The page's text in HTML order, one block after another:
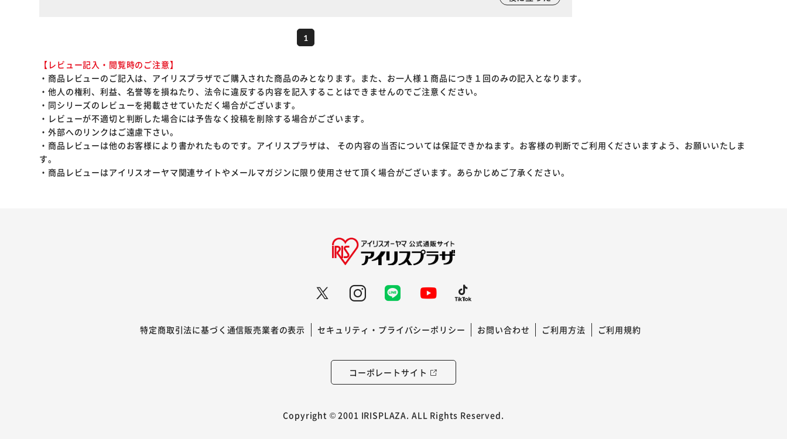
1
【レビュー記入・閲覧時のご注意】
・商品レビューのご記入は、アイリスプラザでご購入された商品のみとなります。また、お一人様１商品につき１回のみの記入となります。
・他人の権利、利益、名誉等を損ねたり、法令に違反する内容を記入することはできませんのでご注意ください。
・同シリーズのレビューを掲載させていただく場合がございます。
・レビューが不適切と判断した場合には予告なく投稿を削除する場合がございます。
・外部へのリンクはご遠慮下さい。
・商品レビューは他のお客様により書かれたものです。アイリスプラザは、 その内容の当否については保証できかねます。お客様の判断でご利用くださいますよう、お願いいたしま
す。
・商品レビューはアイリスオーヤマ関連サイトやメールマガジンに限り使用させて頂く場合がございます。あらかじめご了承ください。
特定商取引法に基づく通信販売業者の表示 セキュリティ・プライバシーポリシー お問い合わせ ご利用方法 ご利用規約
コーポレートサイト
Copyright © 2001 IRISPLAZA. ALL Rights Reserved.